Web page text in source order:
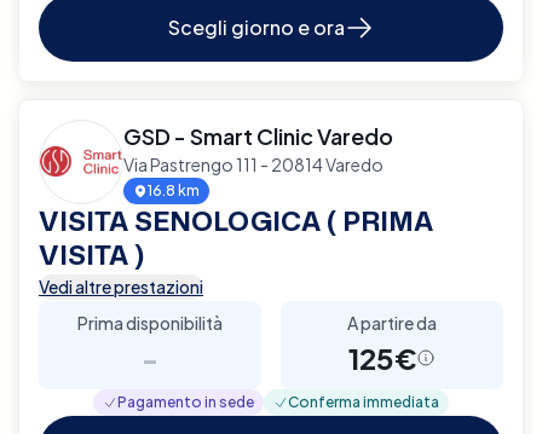
Scegli giorno e ora
GSD - Smart Clinic Varedo
Via Pastrengo 111 - 20814 Varedo
16.8 km
VISITA SENOLOGICA ( PRIMA
VISITA )
Vedi altre prestazioni
Prima disponibilità
-
A partire da
125€
Pagamento in sede Conferma immediata